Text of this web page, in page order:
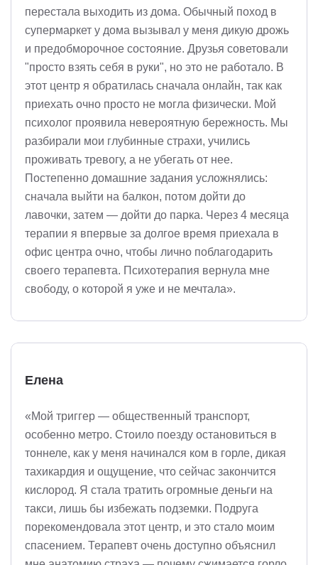
перестала выходить из дома. Обычный поход в
супермаркет у дома вызывал у меня дикую дрожь
и предобморочное состояние. Друзья советовали
"просто взять себя в руки", но это не работало. В
этот центр я обратилась сначала онлайн, так как
приехать очно просто не могла физически. Мой
психолог проявила невероятную бережность. Мы
разбирали мои глубинные страхи, учились
проживать тревогу, а не убегать от нее.
Постепенно домашние задания усложнялись:
сначала выйти на балкон, потом дойти до
лавочки, затем — дойти до парка. Через 4 месяца
терапии я впервые за долгое время приехала в
офис центра очно, чтобы лично поблагодарить
своего терапевта. Психотерапия вернула мне
свободу, о которой я уже и не мечтала».
Елена
«Мой триггер — общественный транспорт,
особенно метро. Стоило поезду остановиться в
тоннеле, как у меня начинался ком в горле, дикая
тахикардия и ощущение, что сейчас закончится
кислород. Я стала тратить огромные деньги на
такси, лишь бы избежать подземки. Подруга
порекомендовала этот центр, и это стало моим
спасением. Терапевт очень доступно объяснил